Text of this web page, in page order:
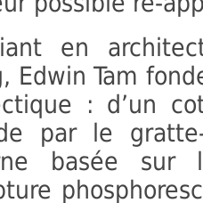
en
Edwin Tam
: d’un
par le
basée sur